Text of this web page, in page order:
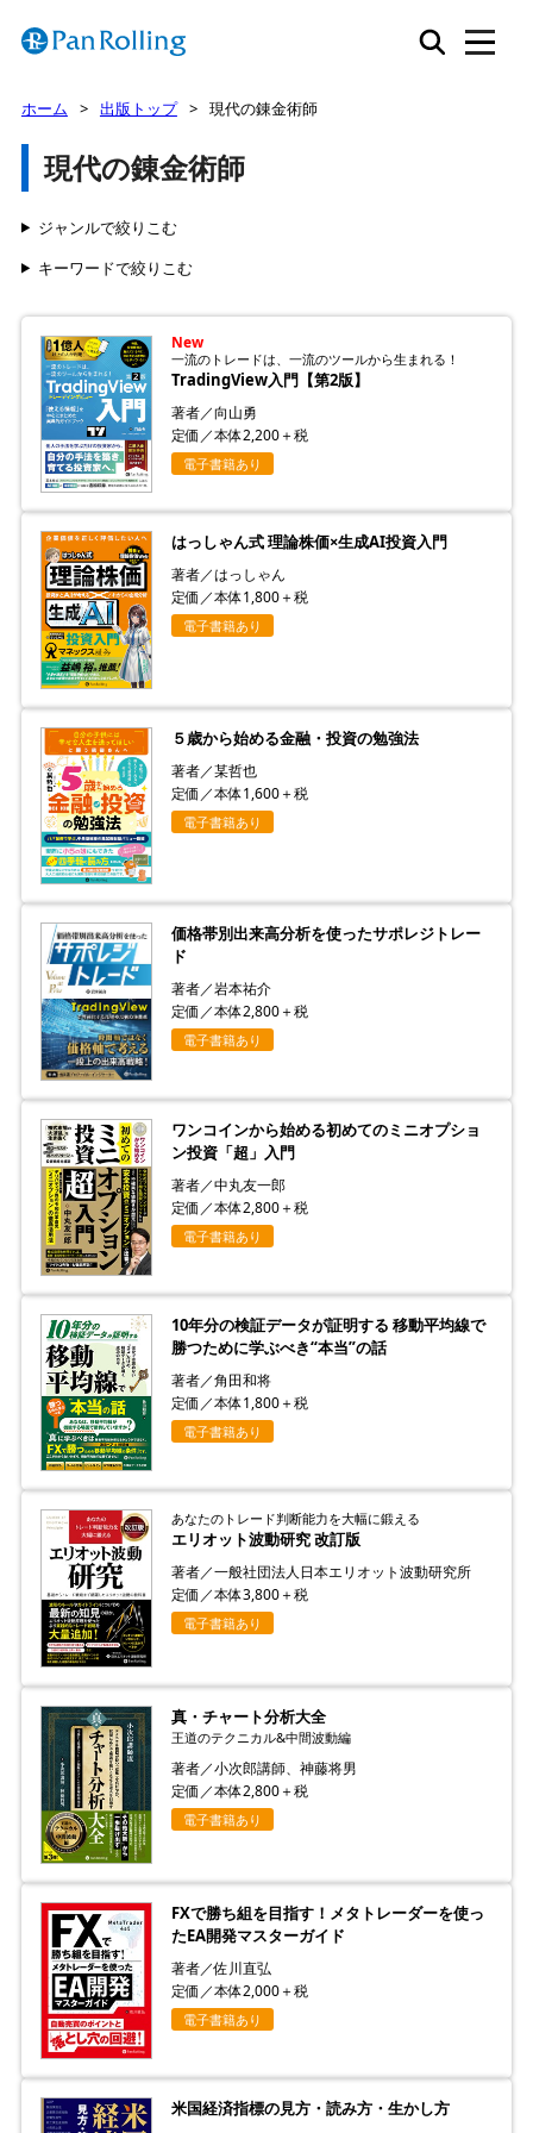
ホーム 出版トップ 現代の錬金術師
現代の錬金術師
ジャンルで絞りこむ
キーワードで絞りこむ
New
一流のトレードは、一流のツールから生まれる！
TradingView入門【第2版】
著者／向山勇
定価／本体2,200＋税
電子書籍あり
はっしゃん式 理論株価×生成AI投資入門
著者／はっしゃん
定価／本体1,800＋税
電子書籍あり
５歳から始める金融・投資の勉強法
著者／某哲也
定価／本体1,600＋税
電子書籍あり
価格帯別出来高分析を使ったサポレジトレー
ド
著者／岩本祐介
定価／本体2,800＋税
電子書籍あり
ワンコインから始める初めてのミニオプショ
ン投資「超」入門
著者／中丸友一郎
定価／本体2,800＋税
電子書籍あり
10年分の検証データが証明する 移動平均線で
勝つために学ぶべき“本当”の話
著者／角田和将
定価／本体1,800＋税
電子書籍あり
あなたのトレード判断能力を大幅に鍛える
エリオット波動研究 改訂版
著者／一般社団法人日本エリオット波動研究所
定価／本体3,800＋税
電子書籍あり
真・チャート分析大全
王道のテクニカル&中間波動編
著者／小次郎講師、神藤将男
定価／本体2,800＋税
電子書籍あり
FXで勝ち組を目指す！メタトレーダーを使っ
たEA開発マスターガイド
著者／佐川直弘
定価／本体2,000＋税
電子書籍あり
米国経済指標の見方・読み方・生かし方